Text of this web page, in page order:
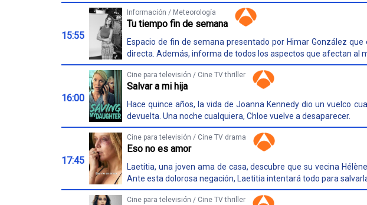
15:55
Información / Meteorología
Tu tiempo fin de semana
Espacio de fin de semana presentado por Himar González
directa. Además, informa de todos los aspectos que afectan al
16:00
Cine para televisión / Cine TV thriller
Salvar a mi hija
Hace quince años, la vida de Joanna Kennedy dio un vuelco
devuelta. Una noche cualquiera, Chloe vuelve a desaparecer.
17:45
Cine para televisión / Cine TV drama
Eso no es amor
Laetitia, una joven ama de casa, descubre que su vecina
Ante esta dolorosa negación, Laetitia intentará todo para
Cine para televisión / Cine TV thriller